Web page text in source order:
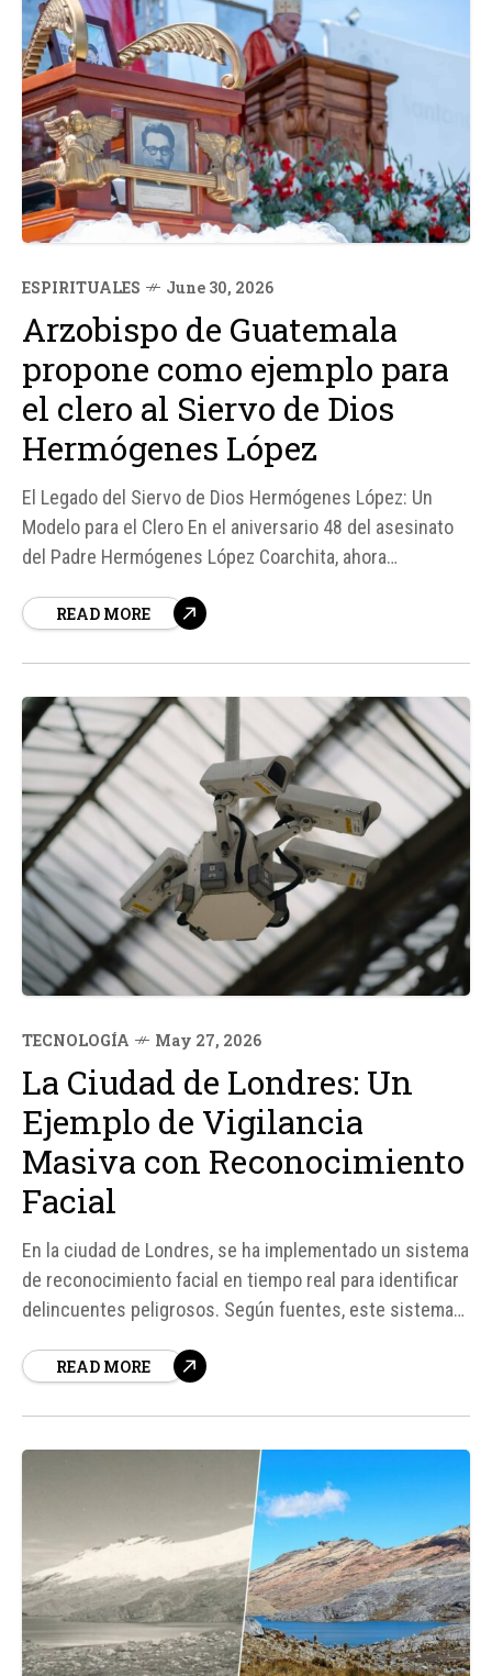
ESPIRITUALES June 30, 2026
Arzobispo de Guatemala
propone como ejemplo para
el clero al Siervo de Dios
Hermógenes López
El Legado del Siervo de Dios Hermógenes López: Un
Modelo para el Clero En el aniversario 48 del asesinato
del Padre Hermógenes López Coarchita, ahora
Guatemala, Mons. Gonzalo de Villa y Vásquez, destacó
READ MORE
TECNOLOGÍA May 27, 2026
La Ciudad de Londres: Un
Ejemplo de Vigilancia
Masiva con Reconocimiento
Facial
En la ciudad de Londres, se ha implementado un sistema
de reconocimiento facial en tiempo real para identificar
delincuentes peligrosos. Según fuentes, este sistema
ha generado solo diez falsos positivos. La Policía
READ MORE